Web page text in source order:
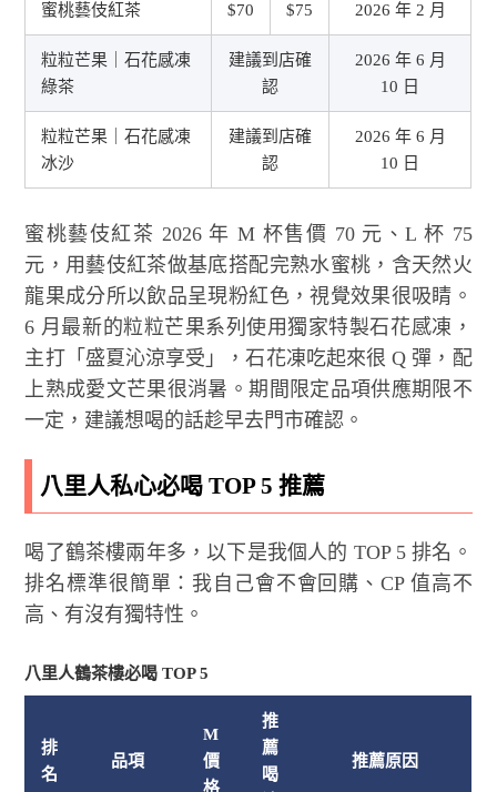
蜜桃藝伎紅茶 $70 $75 2026 年 2 月
粒粒芒果｜石花感凍
綠茶
建議到店確
認
2026 年 6 月
10 日
粒粒芒果｜石花感凍
冰沙
建議到店確
認
2026 年 6 月
10 日
蜜桃藝伎紅茶 2026 年 M 杯售價 70 元、L 杯 75
元，用藝伎紅茶做基底搭配完熟水蜜桃，含天然火
龍果成分所以飲品呈現粉紅色，視覺效果很吸睛。
6 月最新的粒粒芒果系列使用獨家特製石花感凍，
主打「盛夏沁涼享受」，石花凍吃起來很 Q 彈，配
上熟成愛文芒果很消暑。期間限定品項供應期限不
一定，建議想喝的話趁早去門市確認。
八里人私心必喝 TOP 5 推薦
喝了鶴茶樓兩年多，以下是我個人的 TOP 5 排名。
排名標準很簡單：我自己會不會回購、CP 值高不
高、有沒有獨特性。
八里人鶴茶樓必喝 TOP 5
排
名
品項
M
價
格
推
薦
喝
推薦原因